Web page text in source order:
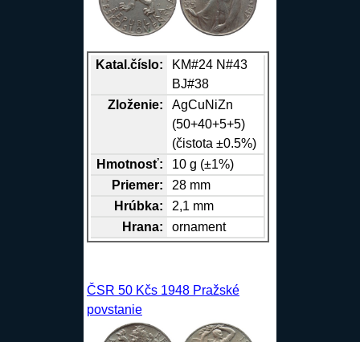
Katal.číslo:
KM#24 N#43
BJ#38
Zloženie:
AgCuNiZn
(50+40+5+5)
(čistota ±0.5%)
Hmotnosť:
10 g (±1%)
Priemer:
28 mm
Hrúbka:
2,1 mm
Hrana: ornament
ČSR 50 Kčs 1948 Pražské
povstanie